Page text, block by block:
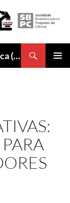
_comciência dossiê divulgação científica (abr/2018)